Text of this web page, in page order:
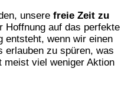
unsere freie Zeit zu
Hoffnung auf das perfekte
entsteht, wenn wir einen
erlauben zu spüren, was
viel weniger Aktion